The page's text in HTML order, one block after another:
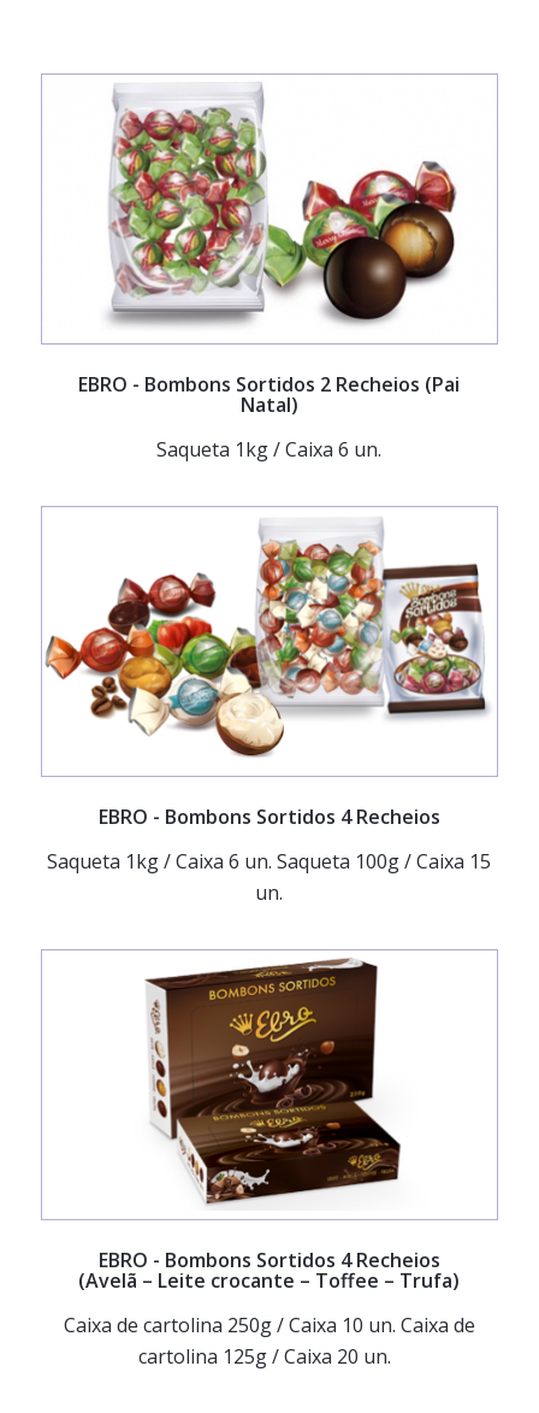
EBRO - Bombons Sortidos 2 Recheios (Pai
Natal)
Saqueta 1kg / Caixa 6 un.
EBRO - Bombons Sortidos 4 Recheios
Saqueta 1kg / Caixa 6 un. Saqueta 100g / Caixa 15
un.
EBRO - Bombons Sortidos 4 Recheios
(Avelã – Leite crocante – Toffee – Trufa)
Caixa de cartolina 250g / Caixa 10 un. Caixa de
cartolina 125g / Caixa 20 un.